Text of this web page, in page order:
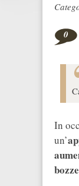
0
In
un’